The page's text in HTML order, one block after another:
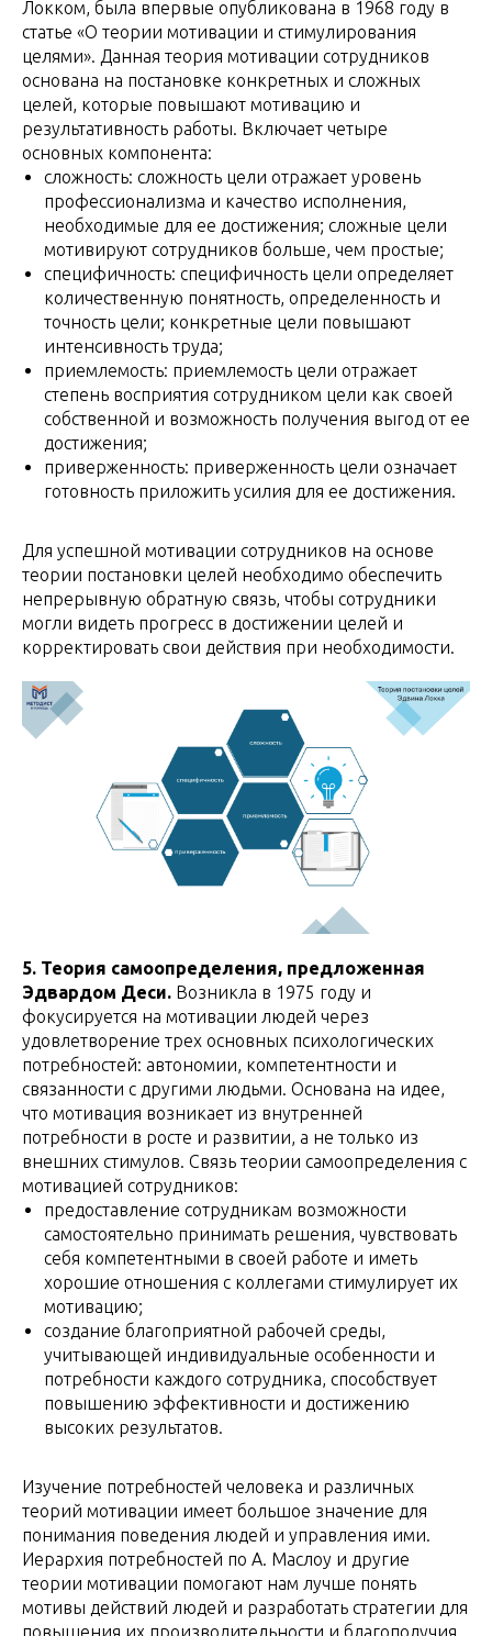
Локком, была впервые опубликована в 1968 году в
статье «О теории мотивации и стимулирования
целями». Данная теория мотивации сотрудников
основана на постановке конкретных и сложных
целей, которые повышают мотивацию и
результативность работы. Включает четыре
основных компонента:
сложность: сложность цели отражает уровень
профессионализма и качество исполнения,
необходимые для ее достижения; сложные цели
мотивируют сотрудников больше, чем простые;
специфичность: специфичность цели определяет
количественную понятность, определенность и
точность цели; конкретные цели повышают
интенсивность труда;
приемлемость: приемлемость цели отражает
степень восприятия сотрудником цели как своей
собственной и возможность получения выгод от ее
достижения;
приверженность: приверженность цели означает
готовность приложить усилия для ее достижения.
Для успешной мотивации сотрудников на основе
теории постановки целей необходимо обеспечить
непрерывную обратную связь, чтобы сотрудники
могли видеть прогресс в достижении целей и
корректировать свои действия при необходимости.
5. Теория самоопределения, предложенная
Эдвардом Деси. Возникла в 1975 году и
фокусируется на мотивации людей через
удовлетворение трех основных психологических
потребностей: автономии, компетентности и
связанности с другими людьми. Основана на идее,
что мотивация возникает из внутренней
потребности в росте и развитии, а не только из
внешних стимулов. Связь теории самоопределения с
мотивацией сотрудников:
предоставление сотрудникам возможности
самостоятельно принимать решения, чувствовать
себя компетентными в своей работе и иметь
хорошие отношения с коллегами стимулирует их
мотивацию;
создание благоприятной рабочей среды,
учитывающей индивидуальные особенности и
потребности каждого сотрудника, способствует
повышению эффективности и достижению
высоких результатов.
Изучение потребностей человека и различных
теорий мотивации имеет большое значение для
понимания поведения людей и управления ими.
Иерархия потребностей по А. Маслоу и другие
теории мотивации помогают нам лучше понять
мотивы действий людей и разработать стратегии для
повышения их производительности и благополучия.